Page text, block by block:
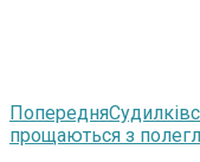
Попередня
прощаються з